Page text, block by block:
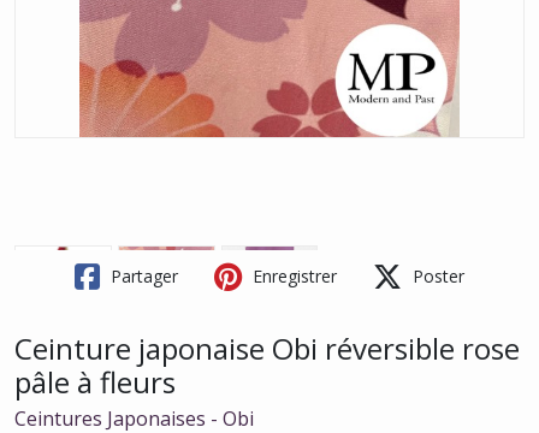
Partager Enregistrer Poster
Ceinture japonaise Obi réversible rose
pâle à fleurs
Ceintures Japonaises - Obi